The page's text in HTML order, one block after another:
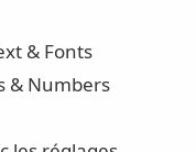
& Fonts
& Numbers